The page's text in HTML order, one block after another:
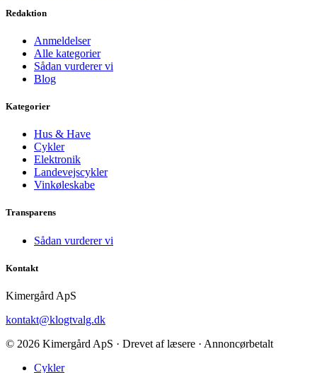
Redaktion
Anmeldelser
Alle kategorier
Sådan vurderer vi
Blog
Kategorier
Hus & Have
Cykler
Elektronik
Landevejscykler
Vinkøleskabe
Transparens
Sådan vurderer vi
Kontakt
Kimergård ApS
kontakt@klogtvalg.dk
© 2026 Kimergård ApS · Drevet af læsere · Annoncørbetalt
Cykler